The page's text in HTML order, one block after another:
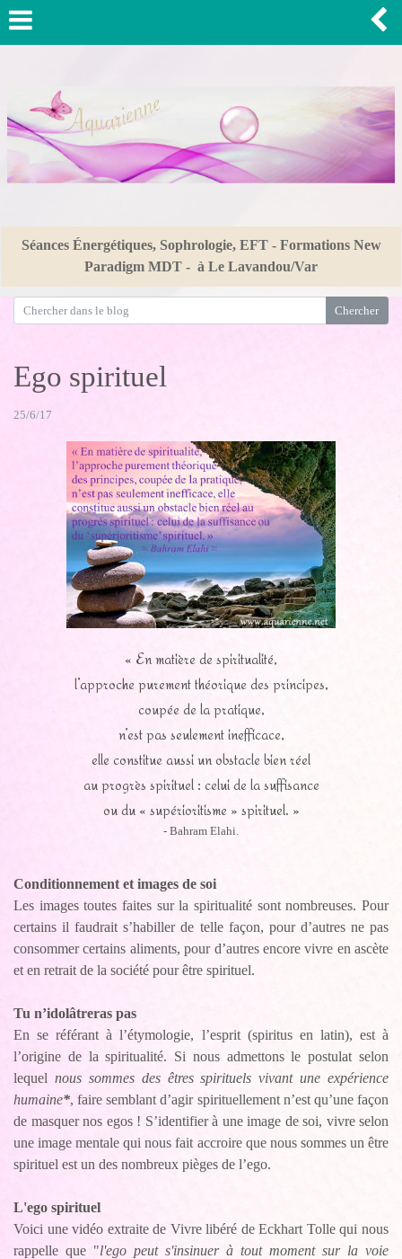
Séances Énergétiques, Sophrologie, EFT - Formations New
Paradigm MDT - à Le Lavandou/Var
Ego spirituel
25/6/17
« En matière de spiritualité,
l’approche purement théorique des principes,
coupée de la pratique,
n’est pas seulement inefficace,
elle constitue aussi un obstacle bien réel
au progrès spirituel : celui de la suffisance
ou du « supérioritisme » spirituel. »
- Bahram Elahi.
Conditionnement et images de soi
Les images toutes faites sur la spiritualité sont nombreuses. Pour
certains il faudrait s’habiller de telle façon, pour d’autres ne pas
consommer certains aliments, pour d’autres encore vivre en ascète
et en retrait de la société pour être spirituel.
Tu n’idolâtreras pas
En se référant à l’étymologie, l’esprit (spiritus en latin), est à
l’origine de la spiritualité. Si nous admettons le postulat selon
lequel nous sommes des êtres spirituels vivant une expérience
humaine*, faire semblant d’agir spirituellement n’est qu’une façon
de masquer nos egos ! S’identifier à une image de soi, vivre selon
une image mentale qui nous fait accroire que nous sommes un être
spirituel est un des nombreux pièges de l’ego.
L'ego spirituel
Voici une vidéo extraite de Vivre libéré de Eckhart Tolle qui nous
rappelle que "l'ego peut s'insinuer à tout moment sur la voie